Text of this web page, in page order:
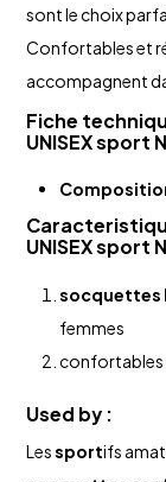
sont le choix
Confortables et
accompagnent
Fiche
UNISEXsport
UNISEXsport
socquettes
femmes
confortables
Used by :
Lessportifs